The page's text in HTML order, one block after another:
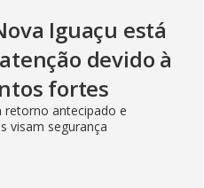
Iguaçu está
devido à
fortes
retorno antecipado e
visam segurança